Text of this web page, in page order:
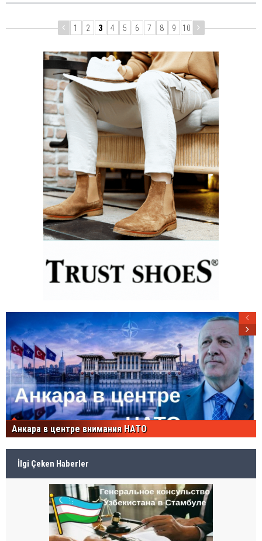
1 2 3 4 5 6 7 8 9 10
Анкара в центре внимания НАТО
İlgi Çeken Haberler